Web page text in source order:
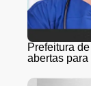
Prefeitura
abertas